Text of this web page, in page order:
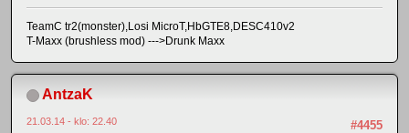
TeamC tr2(monster),Losi MicroT,HbGTE8,DESC410v2
T-Maxx (brushless mod) --->Drunk Maxx
AntzaK
#4455
21.03.14 - klo: 22.40